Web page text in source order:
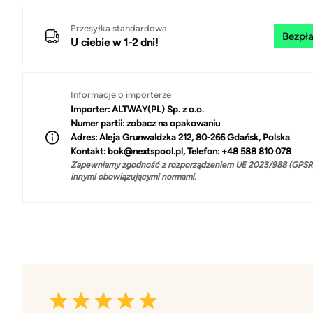
Przesyłka standardowa
U ciebie w 1-2 dni!
Informacje o importerze
Importer: ALTWAY(PL) Sp. z o.o.
Numer partii: zobacz na opakowaniu
Adres: Aleja Grunwaldzka 212, 80-266 Gdańsk, Polska
Kontakt: bok@nextspool.pl, Telefon: +48 588 810 078
Zapewniamy zgodność z rozporządzeniem UE 2023/988
innymi obowiązującymi normami.